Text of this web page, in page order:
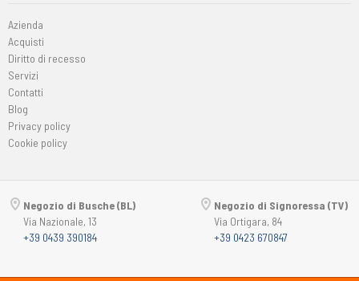
Azienda
Acquisti
Diritto di recesso
Servizi
Contatti
Blog
Privacy policy
Cookie policy
Negozio di Busche (BL)
Via Nazionale, 13
+39 0439 390184
Negozio di Signoressa (TV)
Via Ortigara, 84
+39 0423 670847